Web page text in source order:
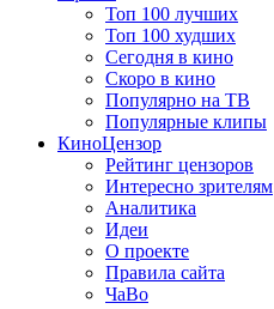
Топ 100 лучших
Топ 100 худших
Сегодня в кино
Скоро в кино
Популярно на ТВ
Популярные клипы
КиноЦензор
Рейтинг цензоров
Интересно зрителям
Аналитика
Идеи
О проекте
Правила сайта
ЧаВо